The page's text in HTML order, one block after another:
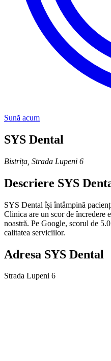
Sună acum
SYS Dental
Bistrița Strada Lupeni 6
Descriere SYS
SYS Dental își întâmpină
Clinica are un scor de încredere
noastră. Pe Google, scorul de
calitatea serviciilor.
Adresa SYS Dental
Strada Lupeni 6